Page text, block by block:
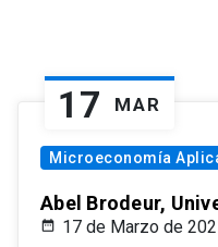
17 MAR
Microeconomía
Abel Brodeur,
17 de Marzo de